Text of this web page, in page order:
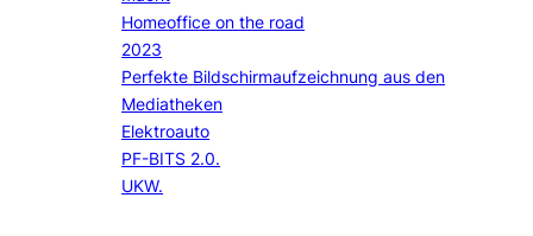
Homeoffice on the road
2023
Perfekte Bildschirmaufzeichnung aus den
Mediatheken
Elektroauto
PF-BITS 2.0.
UKW.